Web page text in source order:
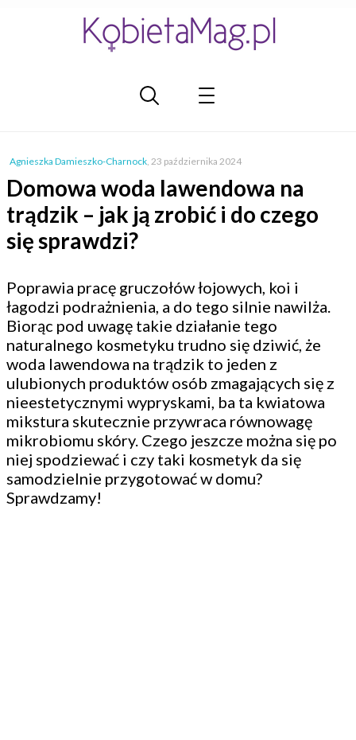
Agnieszka Damieszko-Charnock, 23 października 2024
Domowa woda lawendowa na
trądzik – jak ją zrobić i do czego
się sprawdzi?
Poprawia pracę gruczołów łojowych, koi i
łagodzi podrażnienia, a do tego silnie nawilża.
Biorąc pod uwagę takie działanie tego
naturalnego kosmetyku trudno się dziwić, że
woda lawendowa na trądzik to jeden z
ulubionych produktów osób zmagających się z
nieestetycznymi wypryskami, ba ta kwiatowa
mikstura skutecznie przywraca równowagę
mikrobiomu skóry. Czego jeszcze można się po
niej spodziewać i czy taki kosmetyk da się
samodzielnie przygotować w domu?
Sprawdzamy!